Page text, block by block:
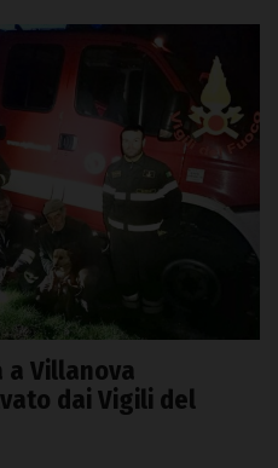
a Villanova
dai Vigili del